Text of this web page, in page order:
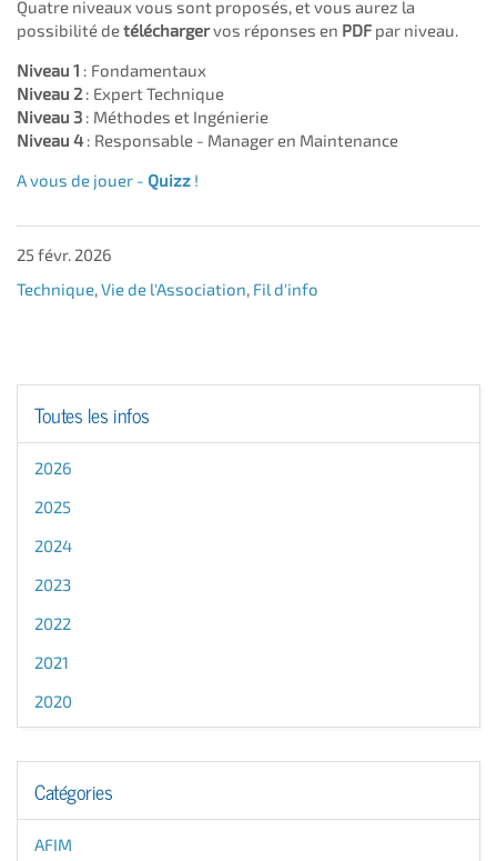
Quatre niveaux vous sont proposés, et vous aurez la
possibilité detéléchargervos réponses en PDF par niveau.
Niveau 1 : Fondamentaux
Niveau 2 : Expert Technique
Niveau 3 : Méthodes et Ingénierie
Niveau 4: Responsable - Manager en Maintenance
A vous de jouer - Quizz !
25 févr. 2026
Technique Vie de l'Association Fil d'info
Toutes les infos
2026
2025
2024
2023
2022
2021
2020
Catégories
AFIM